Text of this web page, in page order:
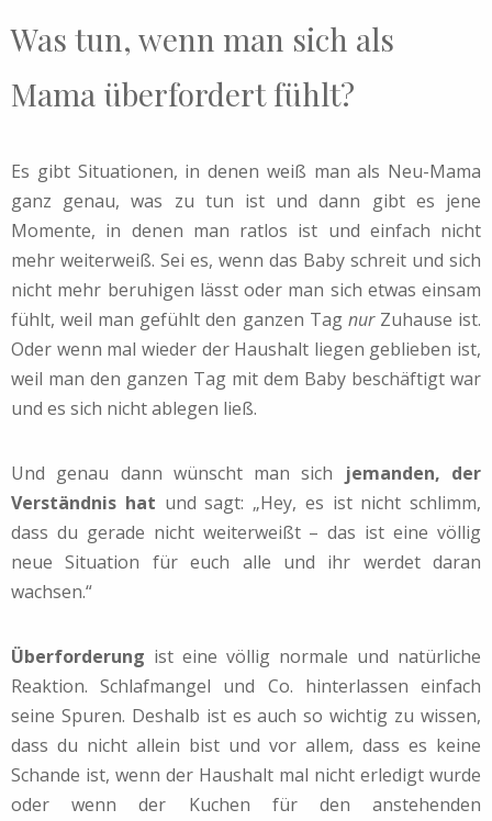
Was tun, wenn man sich als
Mama überfordert fühlt?
Es gibt Situationen, in denen weiß man als Neu-Mama
ganz genau, was zu tun ist und dann gibt es jene
Momente, in denen man ratlos ist und einfach nicht
mehr weiterweiß. Sei es, wenn das Baby schreit und sich
nicht mehr beruhigen lässt oder man sich etwas einsam
fühlt, weil man gefühlt den ganzen Tag nurZuhause ist.
Oder wenn mal wieder der Haushalt liegen geblieben ist,
weil man den ganzen Tag mit dem Baby beschäftigt war
und es sich nicht ablegen ließ.
Und genau dann wünscht man sich
jemanden, der
Verständnis hat und sagt: „Hey, es ist nicht schlimm,
dass du gerade nicht weiterweißt – das ist eine völlig
neue Situation für euch alle und ihr werdet daran
wachsen.“
Überforderung ist eine völlig normale und natürliche
Reaktion. Schlafmangel und Co. hinterlassen einfach
seine Spuren. Deshalb ist es auch so wichtig zu wissen,
dass du nicht allein bist und vor allem, dass es keine
Schande ist, wenn der Haushalt mal nicht erledigt wurde
oder wenn der Kuchen für den anstehenden